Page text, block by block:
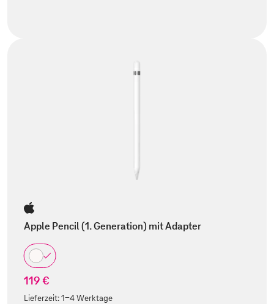
Apple Pencil (1. Generation) mit Adapter
119 €
Lieferzeit:1-4 Werktage